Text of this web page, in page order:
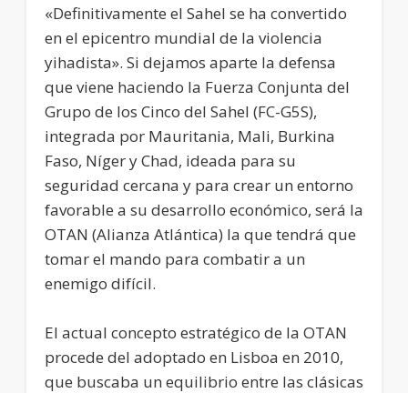
«Definitivamente el Sahel se ha convertido
en el epicentro mundial de la violencia
yihadista». Si dejamos aparte la defensa
que viene haciendo la Fuerza Conjunta del
Grupo de los Cinco del Sahel (FC-G5S),
integrada por Mauritania, Mali, Burkina
Faso, Níger y Chad, ideada para su
seguridad cercana y para crear un entorno
favorable a su desarrollo económico, será la
OTAN (Alianza Atlántica) la que tendrá que
tomar el mando para combatir a un
enemigo difícil.
El actual concepto estratégico de la OTAN
procede del adoptado en Lisboa en 2010,
que buscaba un equilibrio entre las clásicas